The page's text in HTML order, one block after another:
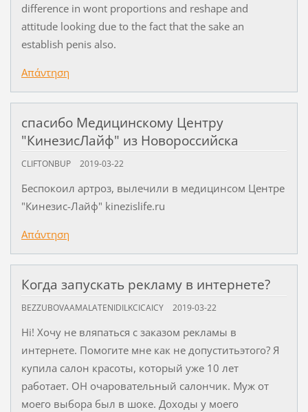
difference in wont proportions and reshape and
attitude looking due to the fact that the sake an
establish penis also.
Απάντηση
спасибо Медицинскому Центру
"КинезисЛайф" из Новороссийска
CLIFTONBUP 2019-03-22
Беспокоил артроз, вылечили в медицинсом Центре
"Кинезис-Лайф" kinezislife.ru
Απάντηση
Когда запускать рекламу в интернете?
BEZZUBOVAAMALATENIDILKCICAICY 2019-03-22
Hi! Хочу не вляпаться с заказом рекламы в
интернете. Помогите мне как не допуститьэтого? Я
купила салон красоты, который уже 10 лет
работает. ОН очаровательный салончик. Муж от
моего выбора был в шоке. Доходы у моего